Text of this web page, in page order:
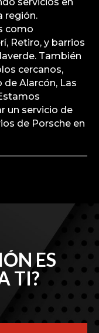
servicios en
región.
como
Retiro, y barrios
También
cercanos,
Alarcón, Las
un servicio de
de Porsche en
ES
TI?